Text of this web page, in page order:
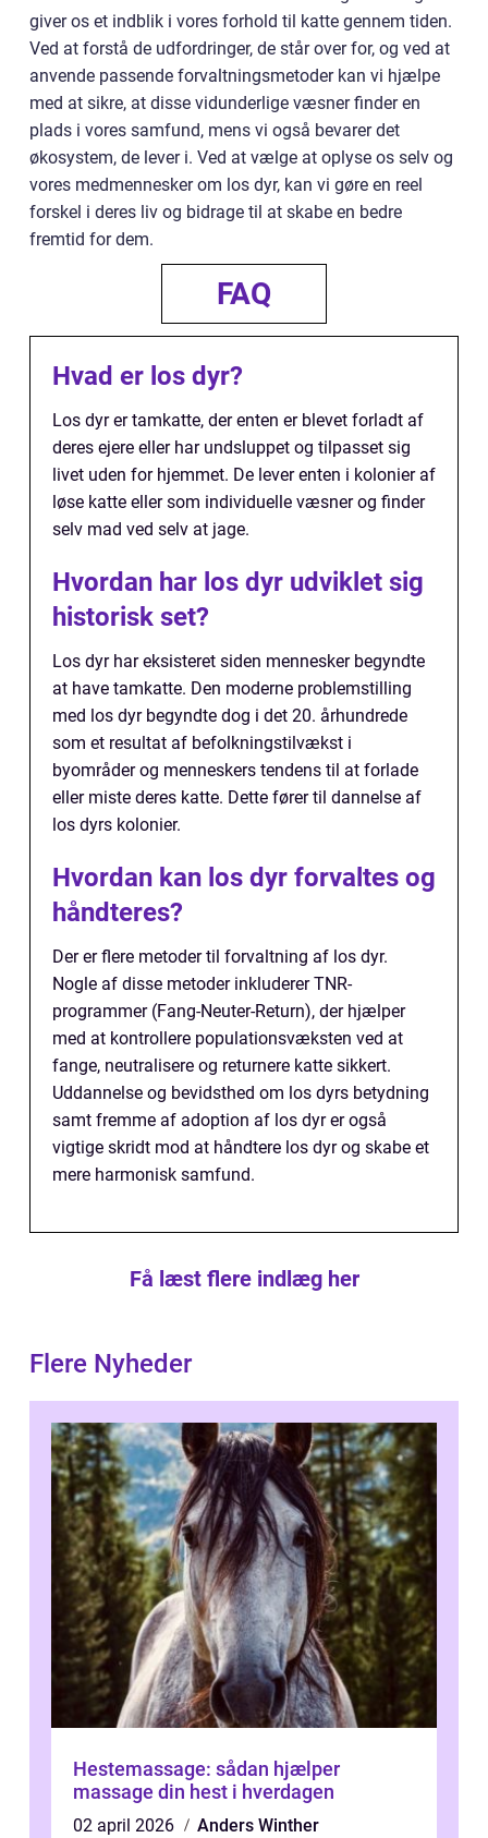
giver os et indblik i vores forhold til katte gennem tiden.
Ved at forstå de udfordringer, de står over for, og ved at
anvende passende forvaltningsmetoder kan vi hjælpe
med at sikre, at disse vidunderlige væsner finder en
plads i vores samfund, mens vi også bevarer det
økosystem, de lever i. Ved at vælge at oplyse os selv og
vores medmennesker om los dyr, kan vi gøre en reel
forskel i deres liv og bidrage til at skabe en bedre
fremtid for dem.
FAQ
Hvad er los dyr?
Los dyr er tamkatte, der enten er blevet forladt af
deres ejere eller har undsluppet og tilpasset sig
livet uden for hjemmet. De lever enten i kolonier af
løse katte eller som individuelle væsner og finder
selv mad ved selv at jage.
Hvordan har los dyr udviklet sig
historisk set?
Los dyr har eksisteret siden mennesker begyndte
at have tamkatte. Den moderne problemstilling
med los dyr begyndte dog i det 20. århundrede
som et resultat af befolkningstilvækst i
byområder og menneskers tendens til at forlade
eller miste deres katte. Dette fører til dannelse af
los dyrs kolonier.
Hvordan kan los dyr forvaltes og
håndteres?
Der er flere metoder til forvaltning af los dyr.
Nogle af disse metoder inkluderer TNR-
programmer (Fang-Neuter-Return), der hjælper
med at kontrollere populationsvæksten ved at
fange, neutralisere og returnere katte sikkert.
Uddannelse og bevidsthed om los dyrs betydning
samt fremme af adoption af los dyr er også
vigtige skridt mod at håndtere los dyr og skabe et
mere harmonisk samfund.
Få læst flere indlæg her
Flere Nyheder
Hestemassage: sådan hjælper
massage din hest i hverdagen
02 april 2026
Anders Winther